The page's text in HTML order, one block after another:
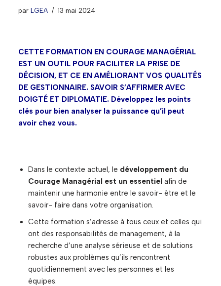
parLGEA 13 mai 2024
CETTE FORMATION EN COURAGE MANAGÉRIAL
EST UN OUTIL POUR FACILITER LA PRISE DE
DÉCISION, ET CE EN AMÉLIORANT VOS QUALITÉS
DE GESTIONNAIRE. SAVOIR S’AFFIRMER AVEC
DOIGTÉ ET DIPLOMATIE. Développez les points
clés pour bien analyser la puissance qu’il peut
avoir chez vous.
Dans le contexte actuel, le développement du
Courage Managérial est un essentiel afin de
maintenir une harmonie entre le savoir- être et le
savoir- faire dans votre organisation.
Cette formation s’adresse à tous ceux et celles qui
ont des responsabilités de management, à la
recherche d’une analyse sérieuse et de solutions
robustes aux problèmes qu’ils rencontrent
quotidiennement avec les personnes et les
équipes.